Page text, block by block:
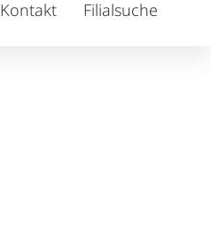
Kontakt Filialsuche